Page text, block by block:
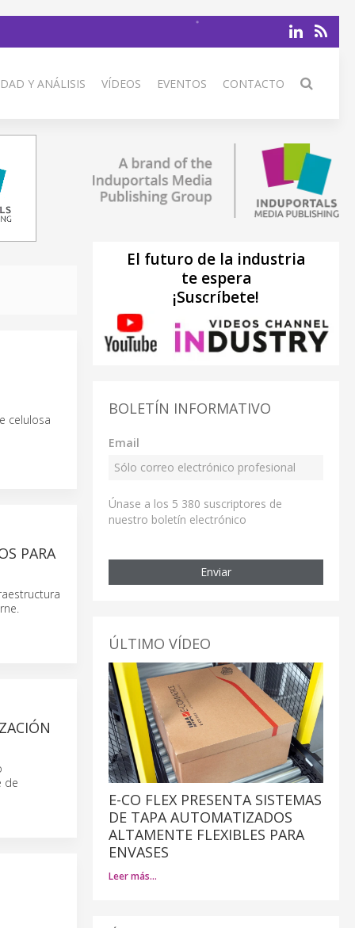
Y ANÁLISIS VÍDEOS EVENTOS CONTACTO
celulosa
PARA
de
El futuro de la industria
te espera
¡Suscríbete!
BOLETÍN INFORMATIVO
Email
Únase a los 5 380 suscriptores de
nuestro boletín electrónico
Enviar
ÚLTIMO VÍDEO
E-CO FLEX PRESENTA SISTEMAS
DE TAPA AUTOMATIZADOS
ALTAMENTE FLEXIBLES PARA
ENVASES
Leer más…